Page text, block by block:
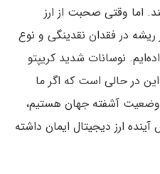
اما وقتی صحبت از ارز
در فقدان نقدینگی و نوع
نوسانات شدید کریپتو
در حالی است که اگر ما
آشفته جهان هستیم،
ارز دیجیتال ایمان داشته